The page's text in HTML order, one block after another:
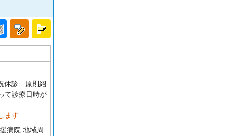
休診 原則紹
診療日時が
ます
病院 地域周